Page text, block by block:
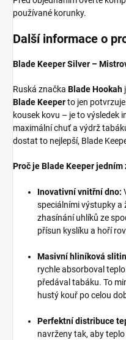
používané korunky.
Další informace o
Blade Keeper Silver –
Ruská značka Blade Hookah
Blade Keeperto jen
kousek kovu – je to výsledek
maximální chuť a výdrž
dostat to nejlepší, Blade
Proč je Blade Keeper
Inovativní vnitřní dno:
speciálními výstupky a
zhasínání uhlíků ze
přísun kyslíku a hoří
Masivní hliníková
rychle absorboval
předával tabáku. To
hustý kouř po celou
Perfektní distribuce
navrženy tak, aby